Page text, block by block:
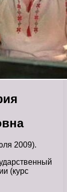
2009).
(курс